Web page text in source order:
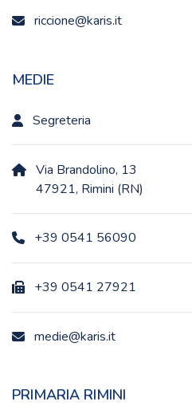
riccione@karis.it
MEDIE
Segreteria
Via Brandolino, 13
47921, Rimini (RN)
+39 0541 56090
+39 0541 27921
medie@karis.it
PRIMARIA RIMINI